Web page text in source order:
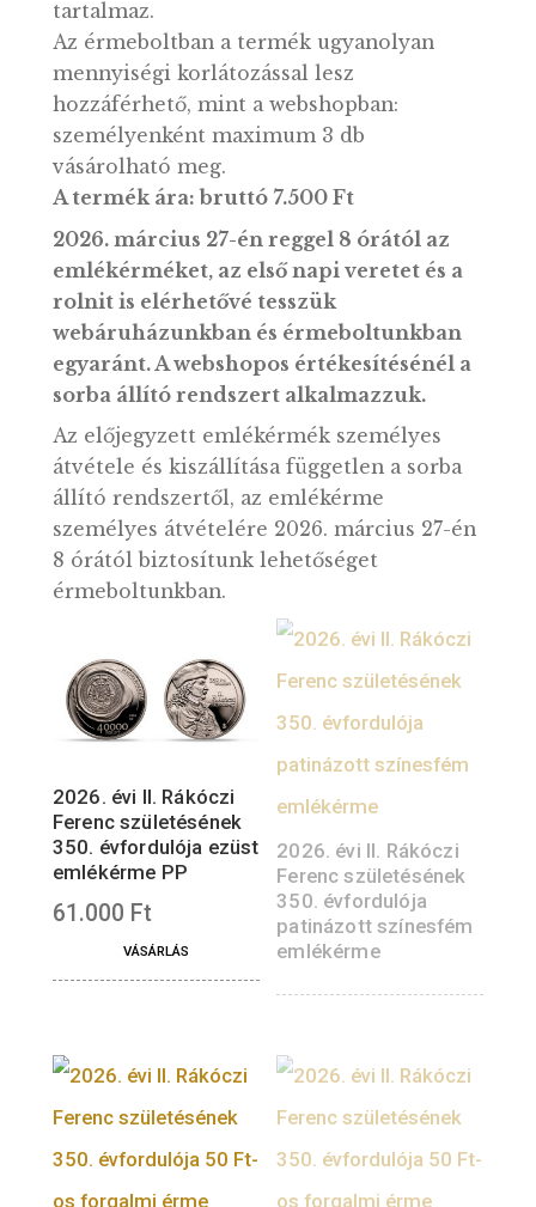
különleges díszcsomagolásban.
A termék ára: bruttó 3.400 Ft
Ugyancsak gyűjtői termékként, 50 darab
érmét tartalmazó rolnikban is elérhető
új 50 Ft-os forgalmiérme-emlékváltozat.
1 db rolni 50 darab 50 forintos érmét
tartalmaz.
Az érmeboltban a termék ugyanolyan
mennyiségi korlátozással lesz
hozzáférhető, mint a webshopban:
személyenként maximum 3 db
vásárolható meg.
A termék ára: bruttó 7.500 Ft
2026. március 27-én reggel 8 órától az
emlékérméket, az első napi veretet és a
rolnit is elérhetővé tesszük
webáruházunkban és érmeboltunkban
egyaránt.A webshopos értékesítésénél a
sorba állító rendszert alkalmazzuk.
Az előjegyzett emlékérmék személyes
átvétele és kiszállítása független a sorba
állító rendszertől, az emlékérme
személyes átvételére 2026. március 27-
8 órától biztosítunk lehetőséget
érmeboltunkban.
2026. évi II. Rákóczi